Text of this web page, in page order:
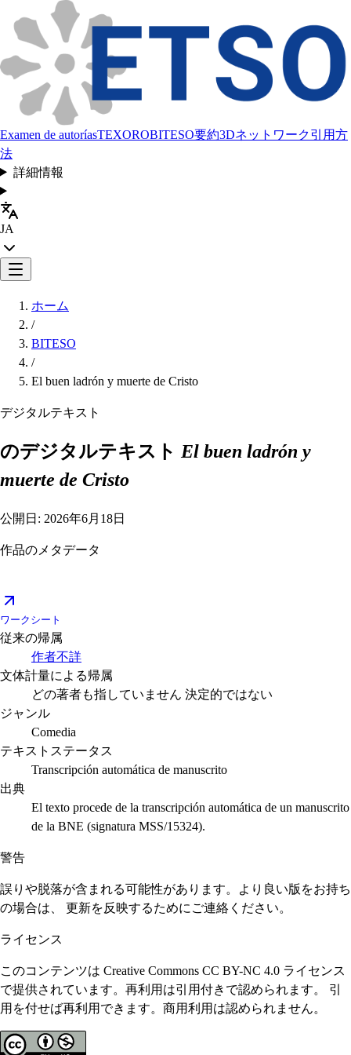
Examen de autoríasTEXOROBITESO要約3Dネットワーク引用方
法
詳細情報
JA
ホーム
/
BITESO
/
El buen ladrón y muerte de Cristo
デジタルテキスト
のデジタルテキスト El buen ladrón y
muerte de Cristo
公開日: 2026年6月18日
作品のメタデータ
ワークシート
従来の帰属
作者不詳
文体計量による帰属
どの著者も指していません 決定的ではない
ジャンル
Comedia
テキストステータス
Transcripción automática de manuscrito
出典
El texto procede de la transcripción automática de un manuscrito
de la BNE (signatura MSS/15324).
警告
誤りや脱落が含まれる可能性があります。より良い版をお持ち
の場合は、 更新を反映するためにご連絡ください。
ライセンス
このコンテンツは Creative Commons CC BY-NC 4.0 ライセンス
で提供されています。再利用は引用付きで認められます。 引
用を付せば再利用できます。商用利用は認められません。